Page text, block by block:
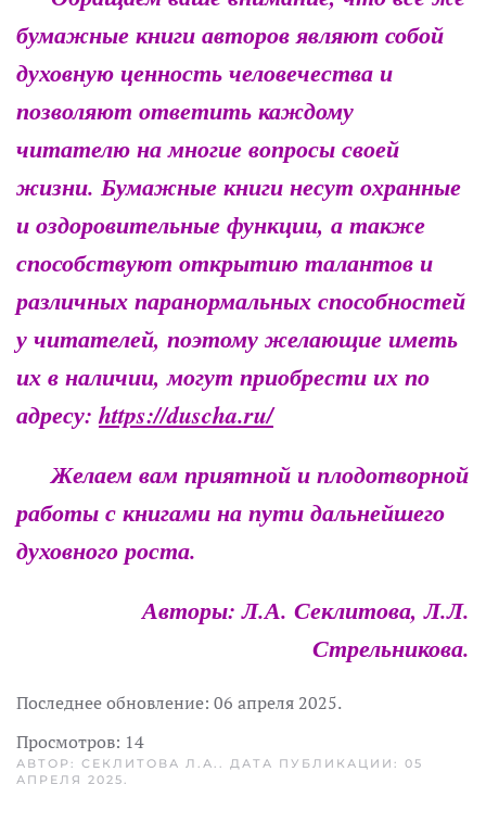
бумажные книги авторов являют собой
духовную ценность человечества и
позволяют ответить каждому
читателю на многие вопросы своей
жизни. Бумажные книги несут охранные
и оздоровительные функции, а также
способствуют открытию талантов и
различных паранормальных способностей
у читателей, поэтому желающие иметь
их в наличии, могут приобрести их по
адресу:https://duscha.ru/
Желаем вам приятной и плодотворной
работы с книгами на пути дальнейшего
духовного роста.
Авторы: Л.А. Секлитова, Л.Л.
Стрельникова.
Последнее обновление: 06 апреля 2025.
Просмотров: 14
АВТОР: СЕКЛИТОВА Л.А.. ДАТА ПУБЛИКАЦИИ: 05
АПРЕЛЯ 2025.